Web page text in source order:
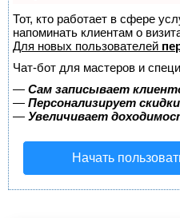
Тот, кто работает в сфере
напоминать клиентам о
Для новых пользователей
Чат-бот для мастеров и
— Сам записывает
— Персонализирует
— Увеличивает
Начать